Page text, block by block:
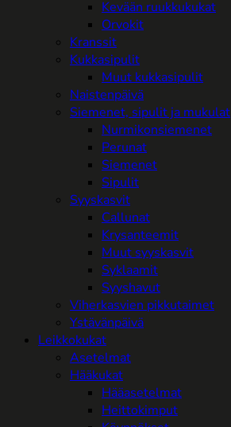
Kevään ruukkukukat
Orvokit
Kranssit
Kukkasipulit
Muut kukkasipulit
Naistenpäivä
Siemenet, sipulit ja mukulat
Nurmikonsiemenet
Perunat
Siemenet
Sipulit
Syyskasvit
Callunat
Krysanteemit
Muut syyskasvit
Syklaamit
Syyshavut
Viherkasvien pikkutaimet
Ystävänpäivä
Leikkokukat
Asetelmat
Hääkukat
Hääasetelmat
Heittokimput